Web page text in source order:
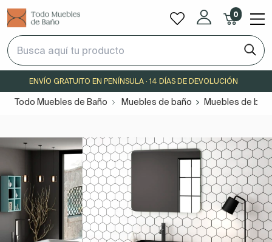
0
ENVÍO GRATUITO EN PENÍNSULA · 14 DÍAS DE DEVOLUCIÓN
Todo Muebles de Baño Muebles de baño Muebles de